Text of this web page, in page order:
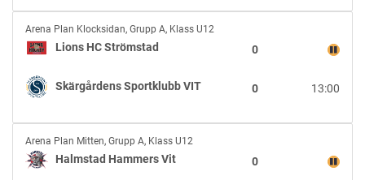
Lions
HC
vs
Skärgårdens
VIT
Arena Plan Klocksidan, Grupp A, Klass U12
Lions HC Strömstad 0
Skärgårdens Sportklubb VIT 13:00
0
Halmstad
Hammers
Vit
Arena Plan Mitten, Grupp A, Klass U12
Halmstad Hammers Vit 0